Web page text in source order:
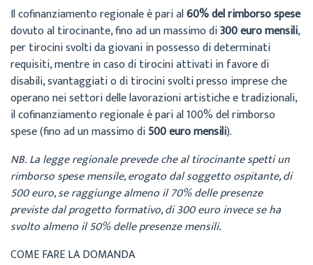
Il cofinanziamento regionale è pari al60% del rimborso spese
dovuto al tirocinante, fino ad un massimo di300 euro mensili,
per tirocini svolti da giovani in possesso di determinati
requisiti, mentre in caso di tirocini attivati in favore di
disabili, svantaggiati o di tirocini svolti presso imprese che
operano nei settori delle lavorazioni artistiche e tradizionali,
il cofinanziamento regionale è pari al 100% del rimborso
spese (fino ad un massimo di500 euro mensili).
NB. La legge regionale prevede che al tirocinante spetti un
rimborso spese mensile, erogato dal soggetto ospitante, di
500 euro, se raggiunge almeno il 70% delle presenze
previste dal progetto formativo, di 300 euro invece se ha
svolto almeno il 50% delle presenze mensili.
COME FARE LA DOMANDA